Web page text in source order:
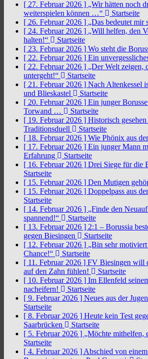
[ 27. Februar 2026 ] „Wir hätten noch
weiterspielen können …“
Startseite
[ 26. Februar 2026 ] „Das bedeutet mir
[ 24. Februar 2026 ] „Will helfen, den
halten!“
Startseite
[ 23. Februar 2026 ] Wo steht die
[ 22. Februar 2026 ] Ein
[ 22. Februar 2026 ] „Der Welt zeigen,
untergeht!“
Startseite
[ 21. Februar 2026 ] Nach Altenkessel
und Blieskastel
Startseite
[ 20. Februar 2026 ] Ein junger
Torwand …
Startseite
[ 19. Februar 2026 ] Historisch
Traditionsduell
Startseite
[ 18. Februar 2026 ] Wie Phönix aus
[ 17. Februar 2026 ] Ein junger Mann
Erfahrung
Startseite
[ 16. Februar 2026 ] Drei Siege für die
Startseite
[ 15. Februar 2026 ] Den Mutigen
[ 15. Februar 2026 ] Doppelpass aus
Startseite
[ 14. Februar 2026 ] „Finde den
spannend!“
Startseite
[ 13. Februar 2026 ] 2:1 – Borussia
gegen Biesingen
Startseite
[ 12. Februar 2026 ] „Bin sehr
Chance!“
Startseite
[ 11. Februar 2026 ] FV Biesingen will
auf den Zahn fühlen!
Startseite
[ 10. Februar 2026 ] Im Ellenfeld
nacheifern!
Startseite
[ 9. Februar 2026 ] Neues aus der
Startseite
[ 8. Februar 2026 ] Heute kein Test
Saarbrücken
Startseite
[ 5. Februar 2026 ] „Möchte mithelfen,
Startseite
[ 4. Februar 2026 ] Abschied von